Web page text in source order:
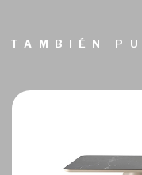
TAMBIÉN